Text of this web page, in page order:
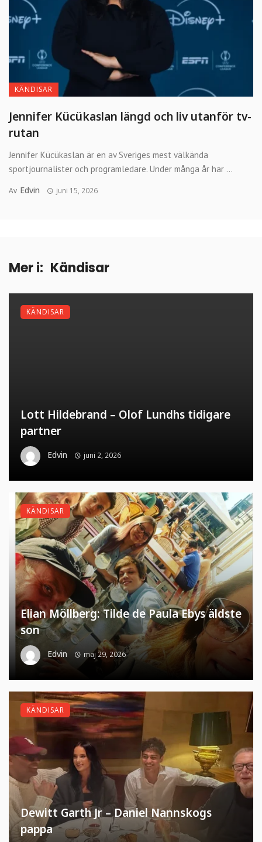
KÄNDISAR
Jennifer Kücükaslan längd och liv utanför tv-
rutan
Jennifer Kücükaslan är en av Sveriges mest välkända
sportjournalister och programledare. Under många år har ...
Av Edvin juni 15, 2026
Mer i: Kändisar
Lott Hildebrand – Olof Lundhs tidigare
partner
Edvin juni 2, 2026
KÄNDISAR
Elian Möllberg: Tilde de Paula Ebys äldste
son
Edvin maj 29, 2026
KÄNDISAR
Dewitt Garth Jr – Daniel Nannskogs
pappa
KÄNDISAR